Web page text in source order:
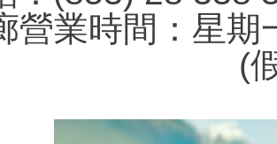
營業時間：星期
(